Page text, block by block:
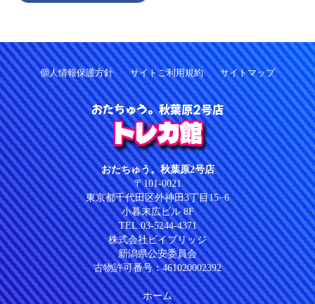
個人情報保護方針 サイトご利用規約 サイトマップ
おたちゅう。秋葉原2号店
トレカ館
おたちゅう。秋葉原2号店
〒101-0021
東京都千代田区外神田3丁目15−6
小暮末広ビル 8F
TEL:03-5244-4371
株式会社ビイブリッジ
新潟県公安委員会
古物許可番号：461020002392
ホーム